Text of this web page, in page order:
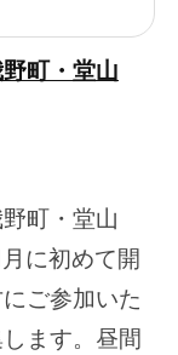
町・堂山
町・堂山
に初めて開
ご参加いた
ます。昼間